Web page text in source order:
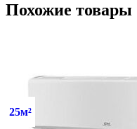
Похожие товары
25м²